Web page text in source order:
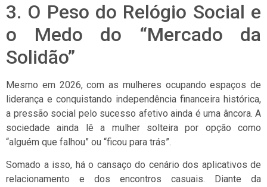
3. O Peso do Relógio Social e
o Medo do “Mercado da
Solidão”
Mesmo em 2026, com as mulheres ocupando espaços de
liderança e conquistando independência financeira histórica,
a pressão social pelo sucesso afetivo ainda é uma âncora. A
sociedade ainda lê a mulher solteira por opção como
“alguém que falhou” ou “ficou para trás”.
Somado a isso, há o cansaço do cenário dos aplicativos de
relacionamento e dos encontros casuais. Diante da